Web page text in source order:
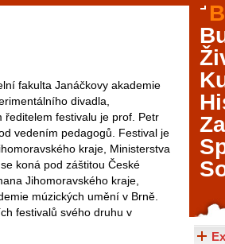
fakulta Janáčkovy akademie
divadla,
ředitelem festivalu je prof. Petr
vedením pedagogů. Festival je
kraje, Ministerstva
koná pod záštitou České
Jihomoravského kraje,
múzických umění v Brně.
festivalů svého druhu v
pro zajímavé památky, skvělé
a univerzity. Mimo jiné je ale také
legálně a bezpečně vyzkoušet
V neustále kvetoucí moravské
širokou nabídku her od klasické
automaty jak pro pravidelné
Celý článek...